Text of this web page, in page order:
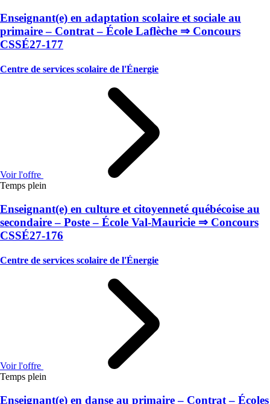
Enseignant(e) en adaptation scolaire et sociale au
primaire – Contrat – École Laflèche ⇒ Concours
CSSÉ27-177
Centre de services scolaire de l'Énergie
Voir l'offre
Temps plein
Enseignant(e) en culture et citoyenneté québécoise au
secondaire – Poste – École Val-Mauricie ⇒ Concours
CSSÉ27-176
Centre de services scolaire de l'Énergie
Voir l'offre
Temps plein
Enseignant(e) en danse au primaire – Contrat – Écoles